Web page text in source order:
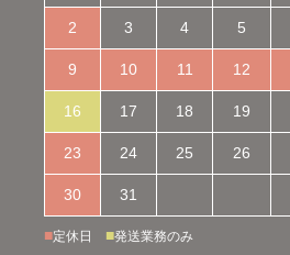
2 3 4 5
9 10 11 12
16 17 18 19
23 24 25 26
30 31
■定休日 ■発送業務のみ